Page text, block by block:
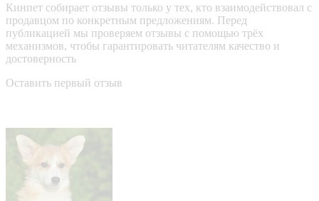
Кинпет собирает отзывы только у тех, кто взаимодействовал с
продавцом по конкретным предложениям. Перед
публикацией мы проверяем отзывы с помощью трёх
механизмов, чтобы гарантировать читателям качество и
достоверность
Оставить первый отзыв